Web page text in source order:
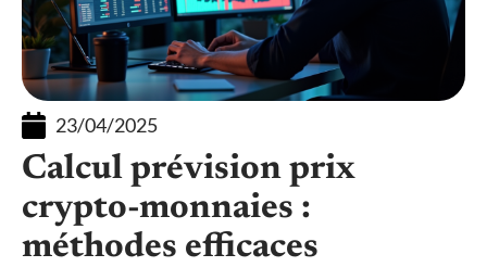
23/04/2025
Calcul prévision prix
crypto-monnaies :
méthodes efficaces